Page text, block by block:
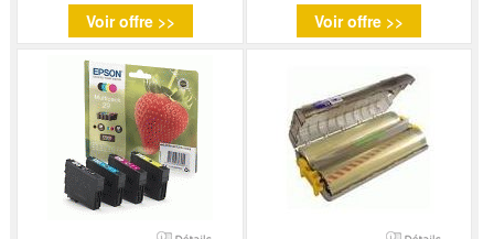
Voir offre >> Voir offre >>